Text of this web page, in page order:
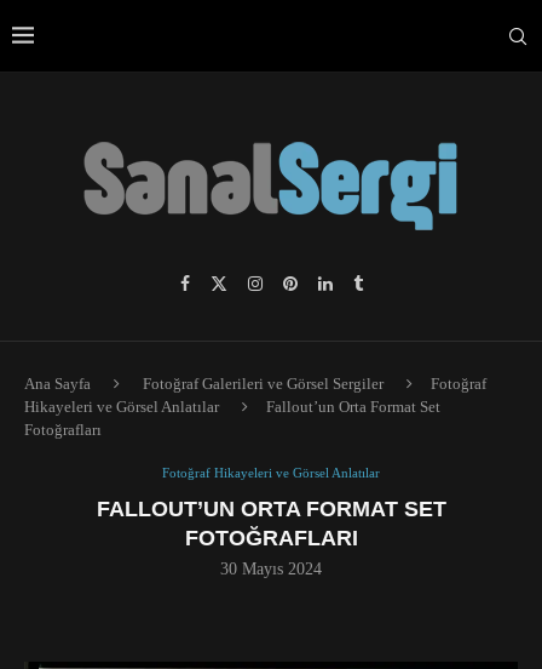
Ana Sayfa Fotoğraf Galerileri ve Görsel Sergiler
Fotoğraf
Hikayeleri ve Görsel Anlatılar
Fallout’un Orta Format Set
Fotoğrafları
Fotoğraf Hikayeleri ve Görsel Anlatılar
FALLOUT’UN ORTA FORMAT SET
FOTOĞRAFLARI
30 Mayıs 2024